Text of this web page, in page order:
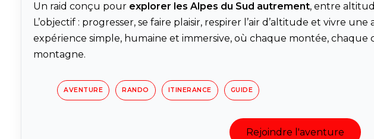
Un raid conçu pour explorer les Alpes du Sud autrement, entre
L’objectif : progresser, se faire plaisir, respirer l’air d’altitude et vivre
expérience simple, humaine et immersive, où chaque montée,
montagne.
AVENTURE RANDO ITINERANCE GUIDE
Rejoindre l'aventure